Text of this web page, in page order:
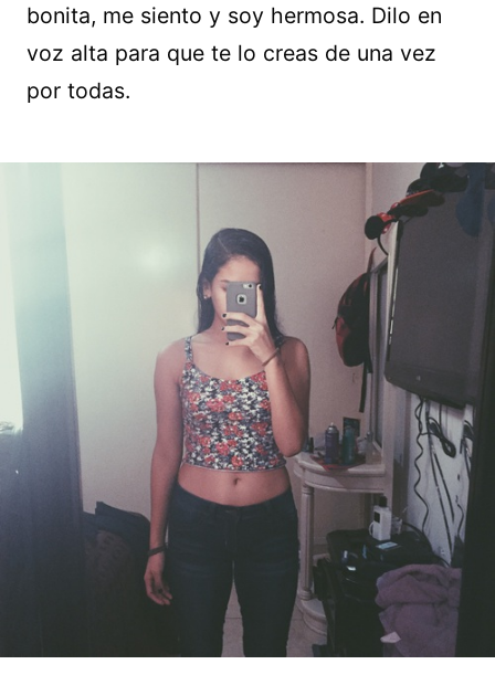
bonita, me siento y soy hermosa. Dilo en
voz alta para que te lo creas de una vez
por todas.